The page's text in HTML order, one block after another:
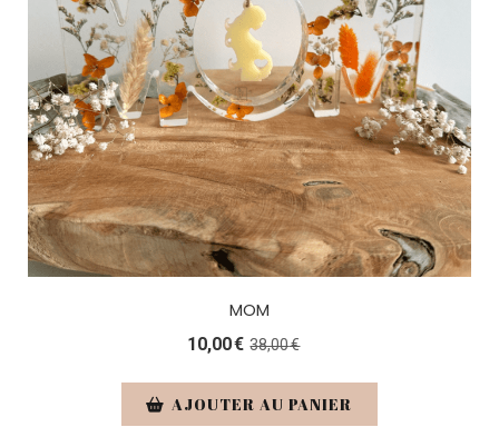
MOM
10,00€ 38,00€
AJOUTER AU PANIER